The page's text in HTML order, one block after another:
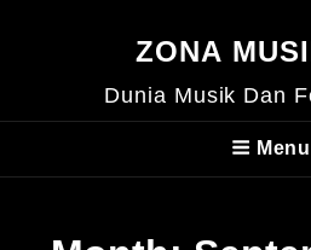
ZONA
Dunia Musik Dan
Menu